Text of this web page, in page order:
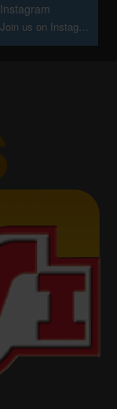
Instagram
Join us on Instagram